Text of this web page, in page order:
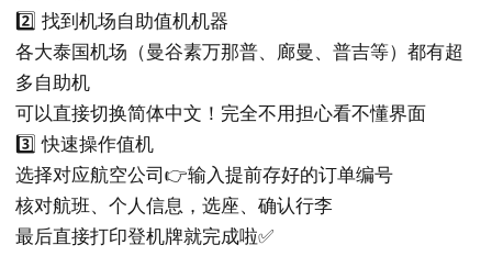
2️⃣ 找到机场自助值机机器
各大泰国机场（曼谷素万那普、廊曼、普吉等）都有超
多自助机
可以直接切换简体中文！完全不用担心看不懂界面
3️⃣ 快速操作值机
选择对应航空公司👉输入提前存好的订单编号
核对航班、个人信息，选座、确认行李
最后直接打印登机牌就完成啦✅